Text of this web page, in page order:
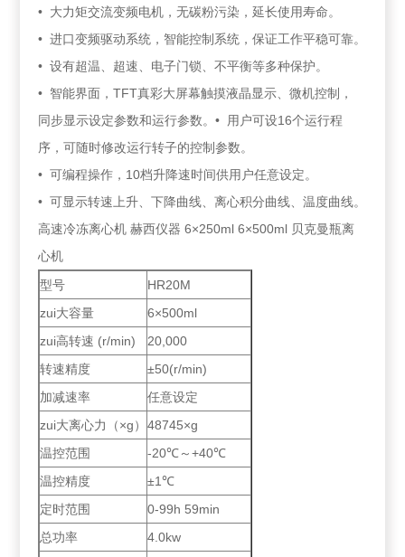
• 大力矩交流变频电机，无碳粉污染，延长使用寿命。
• 进口变频驱动系统，智能控制系统，保证工作平稳可靠。
• 设有超温、超速、电子门锁、不平衡等多种保护。
• 智能界面，TFT真彩大屏幕触摸液晶显示、微机控制，
同步显示设定参数和运行参数。• 用户可设16个运行程
序，可随时修改运行转子的控制参数。
• 可编程操作，10档升降速时间供用户任意设定。
• 可显示转速上升、下降曲线、离心积分曲线、温度曲线。
高速冷冻离心机 赫西仪器 6×250ml 6×500ml 贝克曼瓶离
心机
型号
HR20M
zui大容量
6×500ml
zui高转速 (r/min)
20,000
转速精度
±50(r/min)
加减速率
任意设定
zui大离心力（×g） 48745×g
温控范围
-20℃～+40℃
温控精度
±1℃
定时范围
0-99h 59min
总功率
4.0kw